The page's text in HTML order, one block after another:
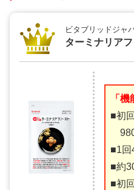
ビタブリッドジャ
ターミナリア
「
■初
980
■1回
■約
■初